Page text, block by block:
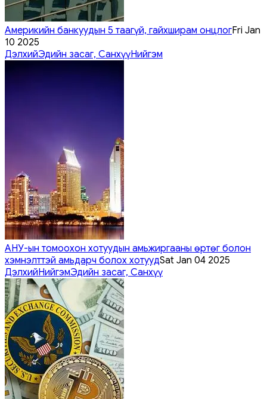
Америкийн банкуудын 5 таагүй, гайхширам онцлогFri Jan
10 2025
ДэлхийЭдийн засаг, СанхүүНийгэм
АНУ-ын томоохон хотуудын амьжиргааны өртөг болон
хэмнэлттэй амьдарч болох хотуудSat Jan 04 2025
ДэлхийНийгэмЭдийн засаг, Санхүү